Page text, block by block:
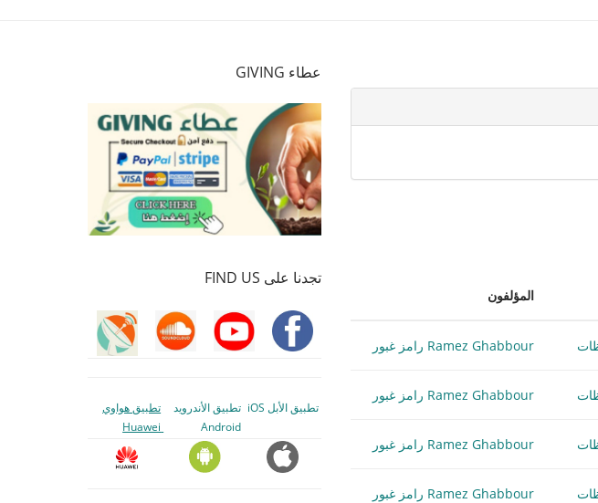
المؤلفون
Ramez Ghabbour رامز غبور
Ramez Ghabbour رامز غبور
Ramez Ghabbour رامز غبور
Ramez Ghabbour رامز غبور
عطاء GIVING
تجدنا على FIND US
تطبيق الأبل iOS
تطبيق الأندرويد
Android
تطبيق هواوي